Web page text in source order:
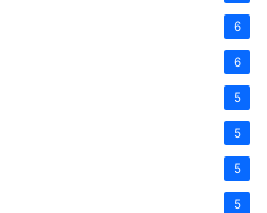
6
6
5
5
5
5